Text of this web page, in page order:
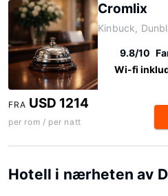
Cromlix
Kinbuck,
9.8/10
Wi-fi
FRA USD 1214
per rom / per natt
Hotell i nærheten av